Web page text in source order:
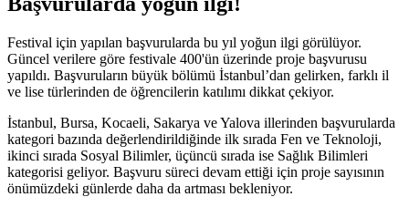
Festival için yapılan başvurularda bu yıl yoğun ilgi görülüyor.
Güncel verilere göre festivale 400'ün üzerinde proje başvurusu
yapıldı. Başvuruların büyük bölümü İstanbul’dan gelirken, farklı il
ve lise türlerinden de öğrencilerin katılımı dikkat çekiyor.
İstanbul, Bursa, Kocaeli, Sakarya ve Yalova illerinden başvurularda
kategori bazında değerlendirildiğinde ilk sırada Fen ve Teknoloji,
ikinci sırada Sosyal Bilimler, üçüncü sırada ise Sağlık Bilimleri
kategorisi geliyor. Başvuru süreci devam ettiği için proje sayısının
önümüzdeki günlerde daha da artması bekleniyor.